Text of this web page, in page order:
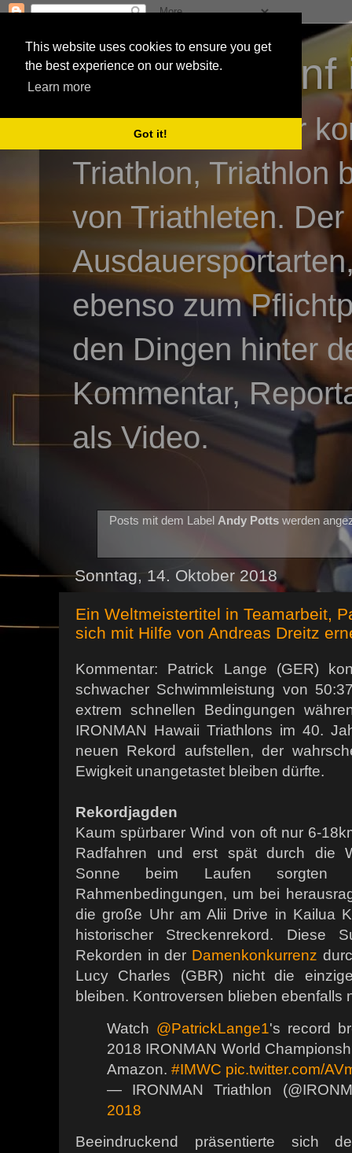
This website uses cookies to ensure you get
the best experience on our website.
Learn more
Got it!
3athlon - #dnf
Kai Baumgartner
Triathlon, Triathlon
von Triathleten.
ebenso zum
den Dingen hinter
Kommentar,
als Video.
Posts mit dem Label Andy Pottswerden
Sonntag, 14. Oktober 2018
Ein Weltmeistertitel in Teamarbeit,
sich mit Hilfe von Andreas Dreitz
Kommentar: Patrick Lange (GER)
schwacher Schwimmleistung von
extrem schnellen Bedingungen
IRONMAN Hawaii Triathlons im 40.
neuen Rekord aufstellen, der
Ewigkeit unangetastet bleiben dürfte.
Rekordjagden
Kaum spürbarer Wind von oft nur 6-
Radfahren und erst spät durch die
Sonne beim Laufen sorgten
Rahmenbedingungen, um bei
die große Uhr am Alii Drive in Kailua
historischer Streckenrekord. Diese
Rekorden in der Damenkonkurrenz
Lucy Charles (GBR) nicht die
bleiben. Kontroversen blieben ebenfalls
Watch @PatrickLange1's record
2018 IRONMAN World
Amazon. #IMWC pic.twitter.com/
— IRONMAN Triathlon
2018
Beeindruckend präsentierte sich